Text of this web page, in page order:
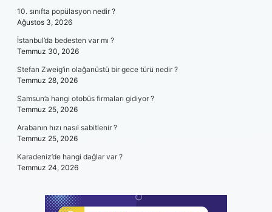
10. sınıfta popülasyon nedir ?
Ağustos 3, 2026
İstanbul’da bedesten var mı ?
Temmuz 30, 2026
Stefan Zweig’in olağanüstü bir gece türü nedir ?
Temmuz 28, 2026
Samsun’a hangi otobüs firmaları gidiyor ?
Temmuz 25, 2026
Arabanın hızı nasıl sabitlenir ?
Temmuz 25, 2026
Karadeniz’de hangi dağlar var ?
Temmuz 24, 2026